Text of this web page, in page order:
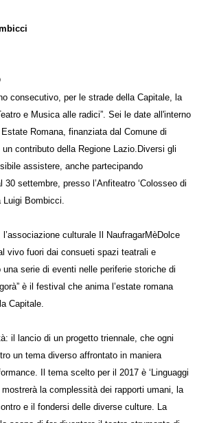
consecutivo, per le strade della Capitale, la
e Musica alle radici”. Sei le date all'interno
Romana, finanziata dal Comune di
un contributo della Regione Lazio.Diversi gli
assistere, anche partecipando
settembre, presso l’Anfiteatro ‘Colosseo di
Luigi Bombicci.
culturale Il NaufragarMèDolce
vivo fuori dai consueti spazi teatrali e
serie di eventi nelle periferie storiche di
è il festival che anima l’estate romana
Capitale.
il lancio di un progetto triennale, che ogni
un tema diverso affrontato in maniera
Il tema scelto per il 2017 è ‘Linguaggi
mostrerà la complessità dei rapporti umani, la
e il fondersi delle diverse culture. La